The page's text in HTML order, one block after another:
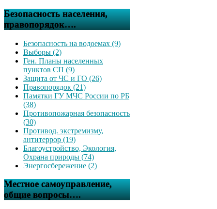
Безопасность населения,
правопорядок….
Безопасность на водоемах (9)
Выборы (2)
Ген. Планы населенных
пунктов СП (9)
Защита от ЧС и ГО (26)
Правопорядок (21)
Памятки ГУ МЧС России по РБ
(38)
Противопожарная безопасность
(30)
Противод. экстремизму,
антитеррор (19)
Благоустройство, Экология,
Охрана природы (74)
Энергосбережение (2)
Местное самоуправление,
общие вопросы….